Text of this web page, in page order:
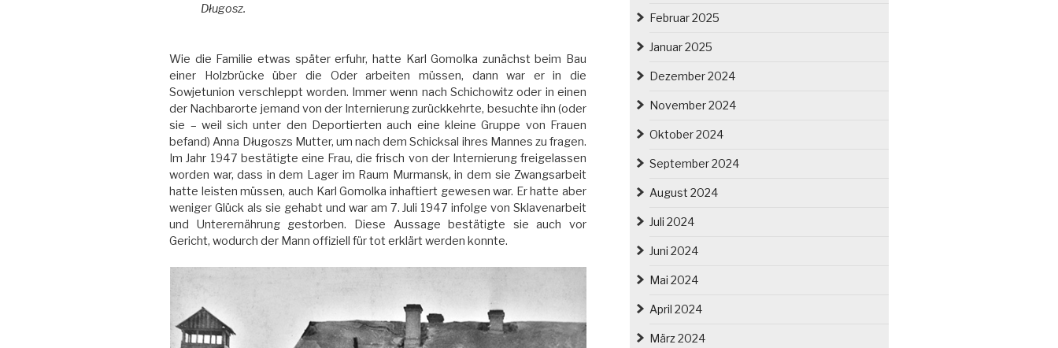
Długosz.
Wie die Familie etwas später erfuhr, hatte Karl Gomolka zunächst beim Bau
einer Holzbrücke über die Oder arbeiten müssen, dann war er in die
Sowjetunion verschleppt worden. Immer wenn nach Schichowitz oder in einen
der Nachbarorte jemand von der Internierung zurückkehrte, besuchte ihn (oder
sie – weil sich unter den Deportierten auch eine kleine Gruppe von Frauen
befand) Anna Długoszs Mutter, um nach dem Schicksal ihres Mannes zu fragen.
Im Jahr 1947 bestätigte eine Frau, die frisch von der Internierung freigelassen
worden war, dass in dem Lager im Raum Murmansk, in dem sie Zwangsarbeit
hatte leisten müssen, auch Karl Gomolka inhaftiert gewesen war. Er hatte aber
weniger Glück als sie gehabt und war am 7. Juli 1947 infolge von Sklavenarbeit
und Unterernährung gestorben. Diese Aussage bestätigte sie auch vor
Gericht, wodurch der Mann offiziell für tot erklärt werden konnte.
Februar 2025
Januar 2025
Dezember 2024
November 2024
Oktober 2024
September 2024
August 2024
Juli 2024
Juni 2024
Mai 2024
April 2024
März 2024